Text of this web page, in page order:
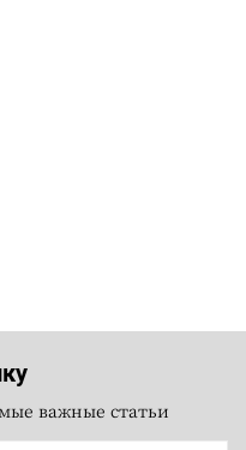
важные статьи